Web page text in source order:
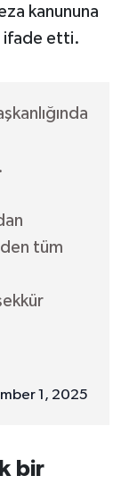
kanununa
ifade etti.
tüm
1, 2025
bir